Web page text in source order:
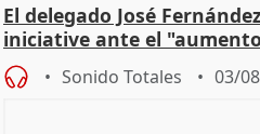
El delegado José
iniciative ante el
hogar en Madri
Sonido Totales 03/